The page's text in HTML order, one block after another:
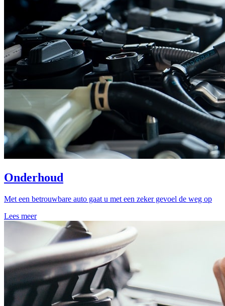
Onderhoud
Met een betrouwbare auto gaat u met een zeker gevoel de weg op
Lees meer